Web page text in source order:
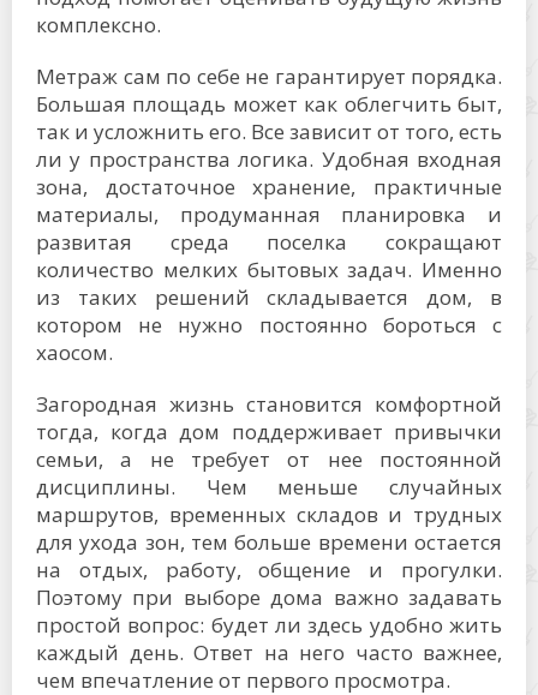
комплексно.
Метраж сам по себе не гарантирует порядка.
Большая площадь может как облегчить быт,
так и усложнить его. Все зависит от того, есть
ли у пространства логика. Удобная входная
зона, достаточное хранение, практичные
материалы, продуманная планировка и
развитая среда поселка сокращают
количество мелких бытовых задач. Именно
из таких решений складывается дом, в
котором не нужно постоянно бороться с
хаосом.
Загородная жизнь становится комфортной
тогда, когда дом поддерживает привычки
семьи, а не требует от нее постоянной
дисциплины. Чем меньше случайных
маршрутов, временных складов и трудных
для ухода зон, тем больше времени остается
на отдых, работу, общение и прогулки.
Поэтому при выборе дома важно задавать
простой вопрос: будет ли здесь удобно жить
каждый день. Ответ на него часто важнее,
чем впечатление от первого просмотра.